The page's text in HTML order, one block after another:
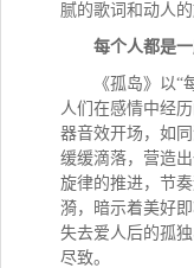
腻的歌词和动人
每个人都是
《孤岛》以“
人们在感情中经
器音效开场，如
缓缓滴落，营造
旋律的推进，节
漪，暗示着美好
失去爱人后的孤
尽致。